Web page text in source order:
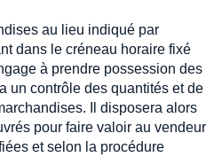
au lieu indiqué par
dans le créneau horaire fixé
à prendre possession des
un contrôle des quantités et de
Il disposera alors
pour faire valoir au vendeur
et selon la procédure